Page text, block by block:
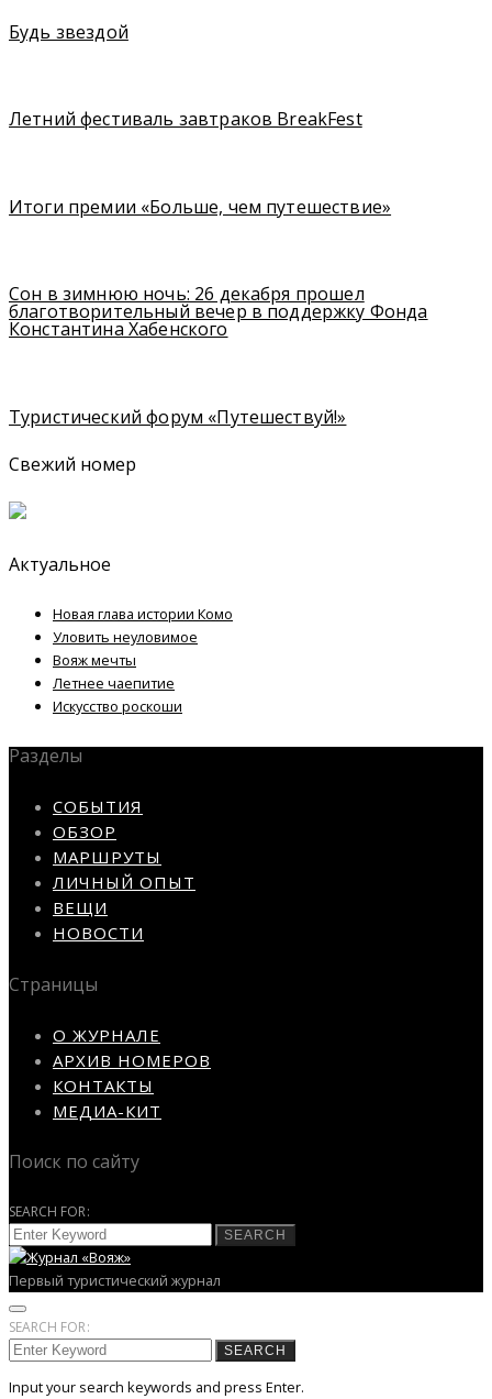
Будь звездой
Летний фестиваль завтраков BreakFest
Итоги премии «Больше, чем путешествие»
Сон в зимнюю ночь: 26 декабря прошел
благотворительный вечер в поддержку Фонда
Константина Хабенского
Туристический форум «Путешествуй!»
Свежий номер
Актуальное
Новая глава истории Комо
Уловить неуловимое
Вояж мечты
Летнее чаепитие
Искусство роскоши
Разделы
СОБЫТИЯ
ОБЗОР
МАРШРУТЫ
ЛИЧНЫЙ ОПЫТ
ВЕЩИ
НОВОСТИ
Страницы
О ЖУРНАЛЕ
АРХИВ НОМЕРОВ
КОНТАКТЫ
МЕДИА-КИТ
Поиск по сайту
SEARCH FOR:
SEARCH
Первый туристический журнал
SEARCH FOR:
SEARCH
Input your search keywords and press Enter.